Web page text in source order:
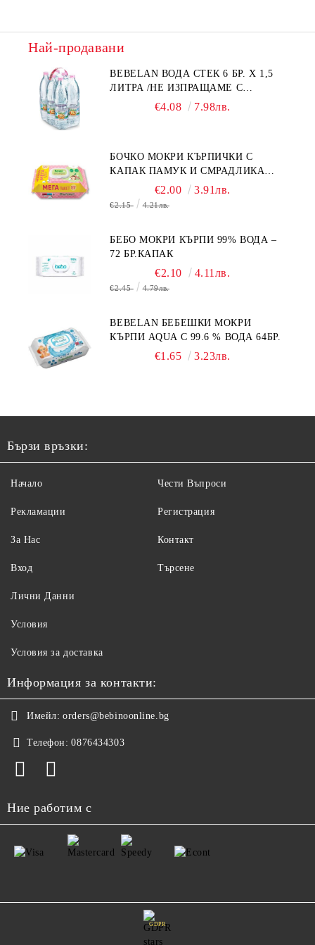
Най-продавани
BEBELAN ВОДА СТЕК 6 БР. Х 1,5
ЛИТРА /НЕ ИЗПРАЩАМЕ С
€4.08 7.98лв.
БОЧКО МОКРИ КЪРПИЧКИ С
КАПАК ПАМУК И СМРАДЛИКА
€2.00 3.91лв.
€2.15 4.21лв.
БЕБО МОКРИ КЪРПИ 99% ВОДА –
72 БР.КАПАК
€2.10 4.11лв.
€2.45 4.79лв.
BEBELAN БЕБЕШКИ МОКРИ
КЪРПИ AQUA С 99.6 % ВОДА 64БР.
€1.65 3.23лв.
Бързи връзки:
Начало
Рекламации
За Нас
Вход
Чести Въпроси
Регистрация
Контакт
Търсене
Лични Данни
Условия
Условия за доставка
Информация за контакти:
Имейл: orders@bebinoonline.bg
Телефон: 0876434303
Ние работим с
GDPR